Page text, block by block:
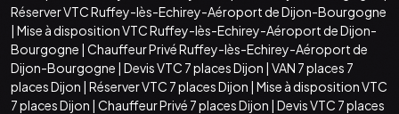
Réserver VTC Ruffey-lès-Echirey-Aéroport de Dijon-Bourgogne
| Mise à disposition VTC Ruffey-lès-Echirey-Aéroport de Dijon-
Bourgogne | Chauffeur Privé Ruffey-lès-Echirey-Aéroport de
Dijon-Bourgogne | Devis VTC 7 places Dijon | VAN 7 places 7
places Dijon | Réserver VTC 7 places Dijon | Mise à disposition VTC
7 places Dijon | Chauffeur Privé 7 places Dijon | Devis VTC 7 places